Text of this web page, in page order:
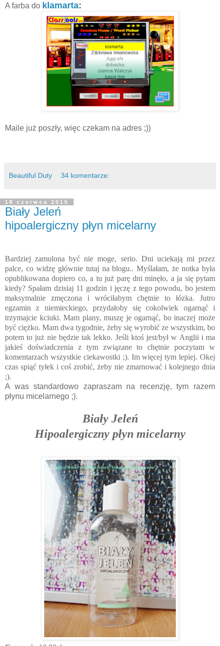
A farba do klamarta:
Maile już poszły, więc czekam na adres ;))
Beautiful Duty 34 komentarze:
18 czerwca 2015
Biały Jeleń
hipoalergiczny płyn micelarny
Bardziej zamulona być nie moge, serio. Dni uciekają mi przez
palce, co widzę głównie tutaj na blogu.. Myślałam, że notka była
opublikowana dopiero co, a tu już parę dni minęło, a ja się pytam
kiedy? Spałam dzisiaj 11 godzin i jęczę z tego powodu, bo jestem
maksymalnie zmęczona i wróciłabym chętnie to łózka. Jutro
egzamin z niemieckiego, przydałoby się cokolwiek ogarnąć i
trzymajcie kciuki. Mam plany, muszę je ogarnąć, bo inaczej może
być ciężko. Mam dwa tygodnie, żeby się wyrobić ze wszystkim, bo
potem to już nie będzie tak lekko. Jeśli ktoś jest/był w Anglii i ma
jakieś doświadczenia z tym związane to chętnie poczytam w
komentarzach wszystkie ciekawostki ;). Im więcej tym lepiej. Okej
czas spiąć tyłek i coś zrobić, żeby nie zmarnować i kolejnego dnia
;).
A was standardowo zapraszam na recenzję, tym razem
płynu micelarnego ;).
Biały Jeleń
Hipoalergiczny płyn micelarny